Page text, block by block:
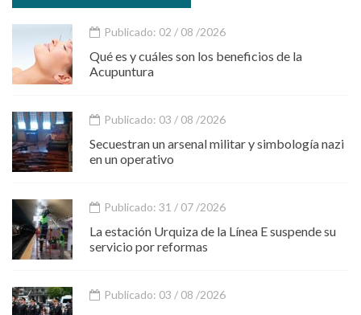
Publicado: 02 / 08 /2026
Qué es y cuáles son los beneficios de la
Acupuntura
Publicado: 03 / 08 /2026
Secuestran un arsenal militar y simbología nazi
en un operativo
Publicado: 31 / 07 /2026
La estación Urquiza de la Línea E suspende su
servicio por reformas
Publicado: 03 / 08 /2026